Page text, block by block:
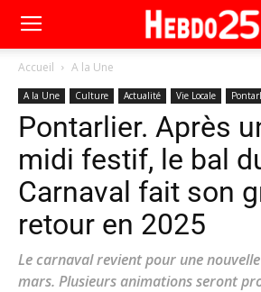
Accueil A la Une
A la Une Culture Actualité Vie Locale
Pontarlier. Après
midi festif, le bal
Carnaval fait son
retour en 2025
Le carnaval revient pour une
mars. Plusieurs animations seront